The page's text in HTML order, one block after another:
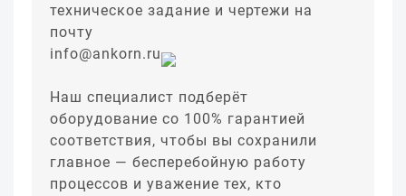
техническое задание и чертежи на
почту
info@ankorn.ru
Наш специалист подберёт
оборудование со 100% гарантией
соответствия, чтобы вы сохранили
главное — бесперебойную работу
процессов и уважение тех, кто